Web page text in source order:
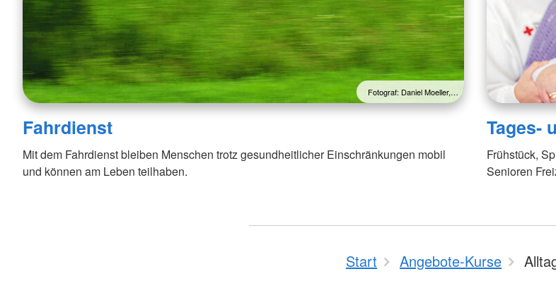
Fotograf: Daniel Moeller,…
Fahrdienst
Mit dem Fahrdienst bleiben Menschen trotz gesundheitlicher Einschränkungen mobil
und können am Leben teilhaben.
Tages-
Frühstück,
Senioren
Start Angebote-Kurse